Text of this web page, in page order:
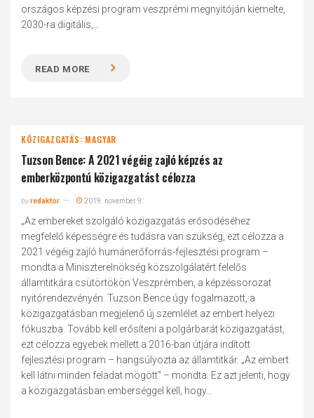
országos képzési program veszprémi megnyitóján kiemelte,
2030-ra digitális,...
READ MORE
KÖZIGAZGATÁS: MAGYAR
Tuzson Bence: A 2021 végéig zajló képzés az
emberközpontú közigazgatást célozza
byredaktor 2019. november 9.
„Az embereket szolgáló közigazgatás erősödéséhez
megfelelő képességre és tudásra van szükség, ezt célozza a
2021 végéig zajló humánerőforrás-fejlesztési program –
mondta a Miniszterelnökség közszolgálatért felelős
államtitkára csütörtökön Veszprémben, a képzéssorozat
nyitórendezvényén. Tuzson Bence úgy fogalmazott, a
közigazgatásban megjelenő új szemlélet az embert helyezi
fókuszba. Tovább kell erősíteni a polgárbarát közigazgatást,
ezt célozza egyebek mellett a 2016-ban útjára indított
fejlesztési program – hangsúlyozta az államtitkár. „Az embert
kell látni minden feladat mögött” – mondta. Ez azt jelenti, hogy
a közigazgatásban emberséggel kell, hogy...